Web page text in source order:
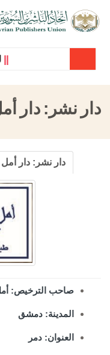
دار نشر: دار
دار نشر: دار أمل
صاحب الترخيص:
المدينة: دمشق
العنوان: دمر